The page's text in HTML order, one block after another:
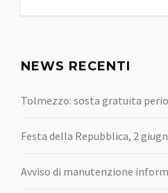
NEWS RECENTI
Tolmezzo: sosta gratuita
Festa della Repubblica, 2
Avviso di manutenzione